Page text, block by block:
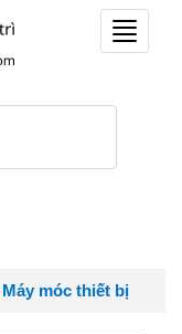
Toggle
Máy móc thiết bị